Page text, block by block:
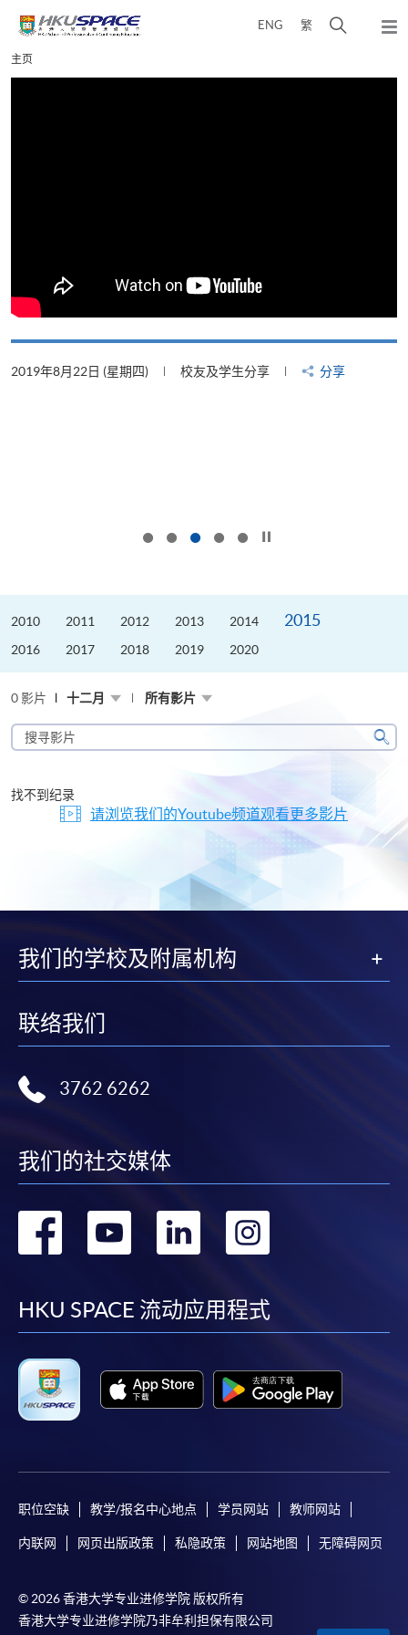
content
ENG 繁
弹
Main
content
主页
2019年8月22日 (星期四) 校友及学生分享 分享
2010 2011 2012 2013 2014 2015
2016 2017 2018 2019 2020
0 影片 十二月 所有影片
搜
寻
片
搜
找不到纪录
请浏览我们的Youtube频道观看更多影片
我们的学校及附属机构
联络我们
3762 6262
我们的社交媒体
转
facebook
转
youtube
转
linkedin
转
HKU SPACE 流动应用程式
职位空缺 教学/报名中心地点 学员网站 教师网站
内联网 网页出版政策 私隐政策 网站地图 无障碍网页
© 2026 香港大学专业进修学院 版权所有
香港大学专业进修学院乃非牟利担保有限公司